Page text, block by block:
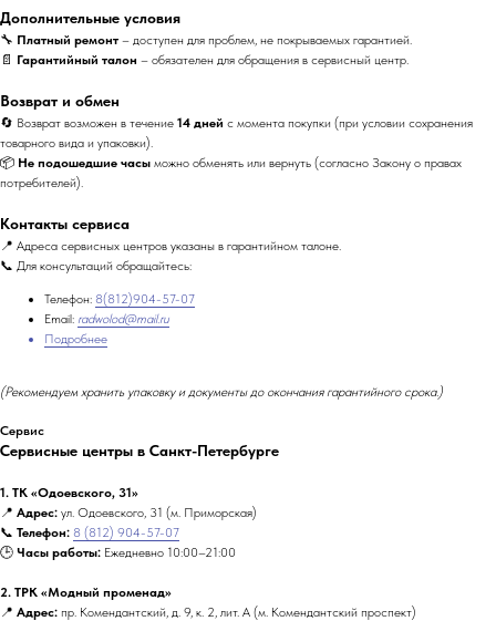
Дополнительные условия
🔧 Платный ремонт – доступен для проблем, не покрываемых гарантией.
📄 Гарантийный талон – обязателен для обращения в сервисный центр.
Возврат и обмен
🔄 Возврат возможен в течение 14 дней с момента покупки (при условии сохранения
товарного вида и упаковки).
📦 Не подошедшие часы можно обменять или вернуть (согласно Закону о правах
потребителей).
Контакты сервиса
📍 Адреса сервисных центров указаны в гарантийном талоне.
📞 Для консультаций обращайтесь:
Телефон: 8(812)904-57-07
Email: radwolod@mail.ru
Подробнее
(Рекомендуем хранить упаковку и документы до окончания гарантийного срока.)
Сервис
Сервисные центры в Санкт-Петербурге
1. ТК «Одоевского, 31»
📍 Адрес: ул. Одоевского, 31 (м. Приморская)
📞 Телефон: 8 (812) 904-57-07
🕒 Часы работы: Ежедневно 10:00–21:00
2. ТРК «Модный променад»
📍 Адрес: пр. Комендантский, д. 9, к. 2, лит. А (м. Комендантский проспект)